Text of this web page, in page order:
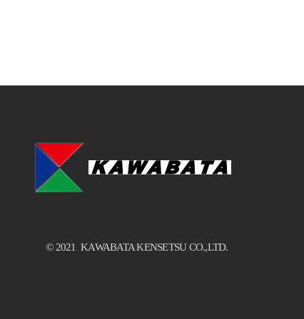
© 2021 KAWABATA KENSETSU CO.,LTD.